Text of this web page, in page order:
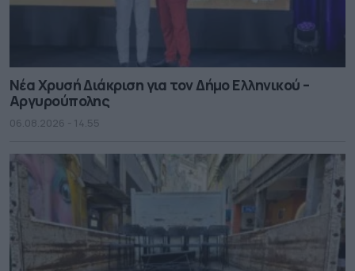
Νέα Χρυσή Διάκριση για τον Δήμο Ελληνικού –
Αργυρούπολης
06.08.2026 - 14.55